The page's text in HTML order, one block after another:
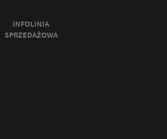
INFOLINIA
SPRZEDAŻOWA